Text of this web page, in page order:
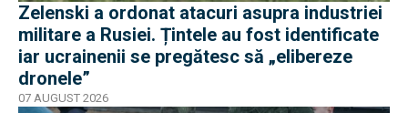
Zelenski a ordonat atacuri asupra industriei
militare a Rusiei. Țintele au fost identificate
iar ucrainenii se pregătesc să „elibereze
dronele”
07 AUGUST 2026